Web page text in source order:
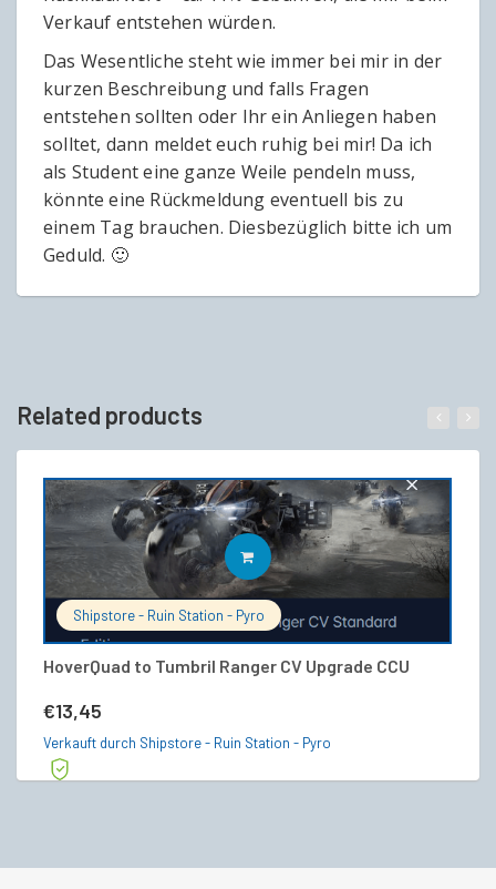
Verkauf entstehen würden.
Das Wesentliche steht wie immer bei mir in der
kurzen Beschreibung und falls Fragen
entstehen sollten oder Ihr ein Anliegen haben
solltet, dann meldet euch ruhig bei mir! Da ich
als Student eine ganze Weile pendeln muss,
könnte eine Rückmeldung eventuell bis zu
einem Tag brauchen. Diesbezüglich bitte ich um
Geduld. 🙂
Related products
Shipstore - Ruin Station - Pyro
HoverQuad to Tumbril Ranger CV Upgrade CCU
€13,45
IN DEN WARENKORB
Verkauft durch Shipstore - Ruin Station - Pyro